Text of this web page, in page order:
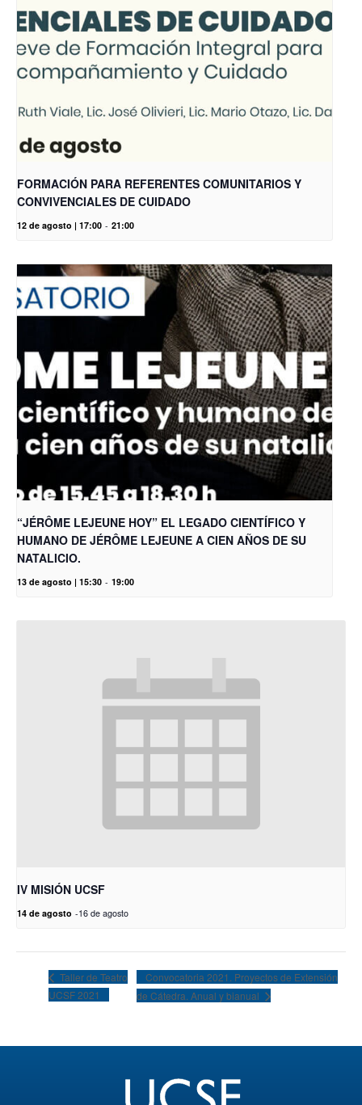
FORMACIÓN PARA REFERENTES COMUNITARIOS Y
CONVIVENCIALES DE CUIDADO
12 de agosto | 17:00 - 21:00
“JÉRÔME LEJEUNE HOY” EL LEGADO CIENTÍFICO Y
HUMANO DE JÉRÔME LEJEUNE A CIEN AÑOS DE SU
NATALICIO.
13 de agosto | 15:30 - 19:00
IV MISIÓN UCSF
14 de agosto -16 de agosto
Taller de Teatro
UCSF 2021
Convocatoria 2021. Proyectos de Extensión
de Cátedra. Anual y bianual